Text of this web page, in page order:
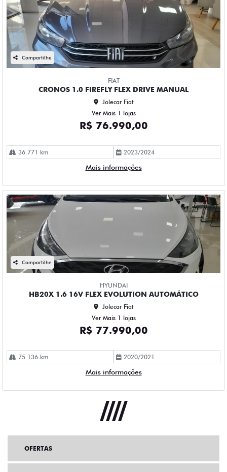
Compartilhe
FIAT
CRONOS 1.0 FIREFLY FLEX DRIVE MANUAL
Jolecar Fiat
Ver Mais 1 lojas
R$ 76.990,00
36.771 km 2023/2024
Mais informações
Compartilhe
HYUNDAI
HB20X 1.6 16V FLEX EVOLUTION AUTOMÁTICO
Jolecar Fiat
Ver Mais 1 lojas
R$ 77.990,00
75.136 km 2020/2021
Mais informações
OFERTAS